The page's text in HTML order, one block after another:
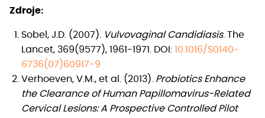
lze
vybrat
stránce
produktu
Zdroje:
Sobel, J.D. (2007). Vulvovaginal Candidiasis. The
Lancet, 369(9577), 1961-1971. DOI: 10.1016/S0140-
6736(07)60917-9
Verhoeven, V.M., et al. (2013). Probiotics Enhance
the Clearance of Human Papillomavirus-Related
Cervical Lesions: A Prospective Controlled Pilot